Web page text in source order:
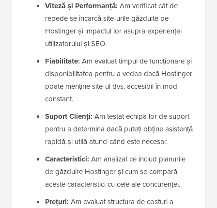
Viteză și Performanță: Am verificat cât de
repede se încarcă site-urile găzduite pe
Hostinger și impactul lor asupra experienței
utilizatorului și SEO.
Fiabilitate: Am evaluat timpul de funcționare și
disponibilitatea pentru a vedea dacă Hostinger
poate menține site-ul dvs. accesibil în mod
constant.
Suport Clienți: Am testat echipa lor de suport
pentru a determina dacă puteți obține asistență
rapidă și utilă atunci când este necesar.
Caracteristici: Am analizat ce includ planurile
de găzduire Hostinger și cum se compară
aceste caracteristici cu cele ale concurenței.
Prețuri: Am evaluat structura de costuri a